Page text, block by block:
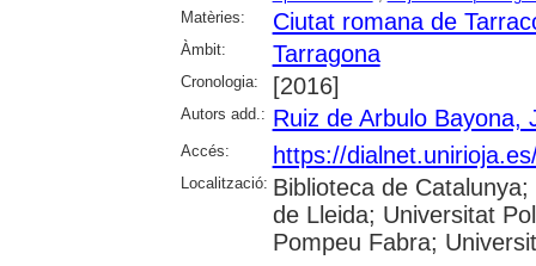
Matèries:
Ciutat romana de
Àmbit: Tarragona
Cronologia: [2016]
Autors add.: Ruiz de Arbulo Bayona,
Accés: https://
Localització: Biblioteca de
de Lleida; Universitat
Pompeu Fabra;